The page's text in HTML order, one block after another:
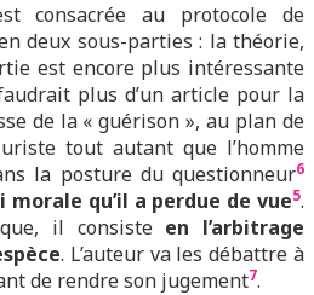
consacrée au protocole de
deux sous-parties : la théorie,
est encore plus intéressante
plus d’un article pour la
de la « guérison », au plan de
tout autant que l’homme
la posture du questionneur6
qu’il a perdue de vue5.
il consiste en l’arbitrage
. L’auteur va les débattre à
de rendre son jugement7.